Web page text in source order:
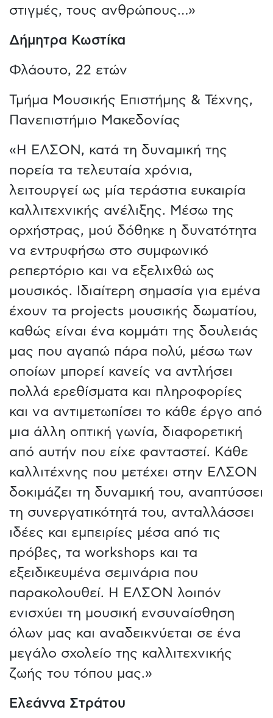
στιγμές, τους ανθρώπους…»
Δήμητρα Κωστίκα
Φλάουτο, 22 ετών
Τμήμα Μουσικής Επιστήμης & Τέχνης,
Πανεπιστήμιο Μακεδονίας
«Η ΕΛΣΟΝ, κατά τη δυναμική της
πορεία τα τελευταία χρόνια,
λειτουργεί ως μία τεράστια ευκαιρία
καλλιτεχνικής ανέλιξης. Μέσω της
ορχήστρας, μού δόθηκε η δυνατότητα
να εντρυφήσω στο συμφωνικό
ρεπερτόριο και να εξελιχθώ ως
μουσικός. Ιδιαίτερη σημασία για εμένα
έχουν τα projects μουσικής δωματίου,
καθώς είναι ένα κομμάτι της δουλειάς
μας που αγαπώ πάρα πολύ, μέσω των
οποίων μπορεί κανείς να αντλήσει
πολλά ερεθίσματα και πληροφορίες
και να αντιμετωπίσει το κάθε έργο από
μια άλλη οπτική γωνία, διαφορετική
από αυτήν που είχε φανταστεί. Κάθε
καλλιτέχνης που μετέχει στην ΕΛΣΟΝ
δοκιμάζει τη δυναμική του, αναπτύσσει
τη συνεργατικότητά του, ανταλλάσσει
ιδέες και εμπειρίες μέσα από τις
πρόβες, τα workshops και τα
εξειδικευμένα σεμινάρια που
παρακολουθεί. Η ΕΛΣΟΝ λοιπόν
ενισχύει τη μουσική ενσυναίσθηση
όλων μας και αναδεικνύεται σε ένα
μεγάλο σχολείο της καλλιτεχνικής
ζωής του τόπου μας.»
Ελεάννα Στράτου